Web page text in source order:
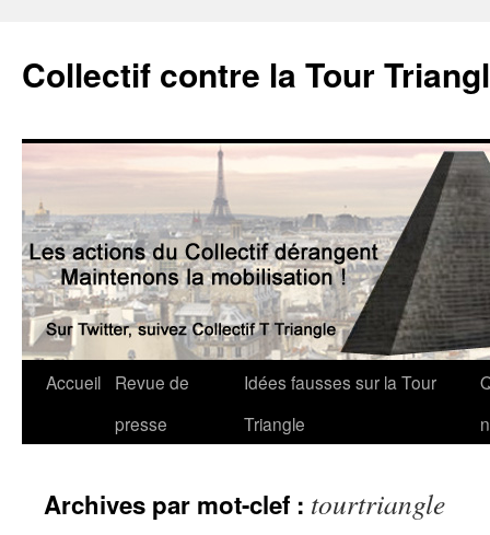
Collectif contre la Tour
Accueil
Revue de
presse
Idées fausses sur la Tour
Triangle
Archives par mot-clef : tourtriangle